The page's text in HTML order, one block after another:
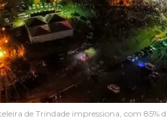
de Trindade impressiona, com 85%